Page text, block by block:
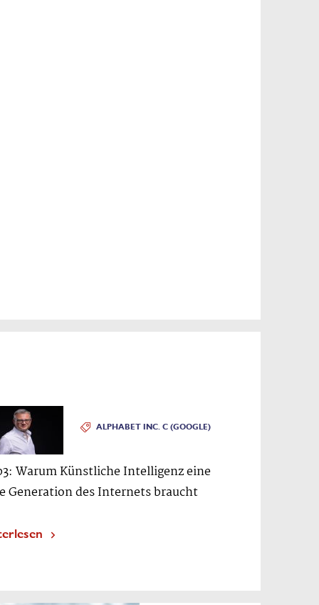
ALPHABET INC. C (GOOGLE)
Warum Künstliche Intelligenz eine
Generation des Internets braucht